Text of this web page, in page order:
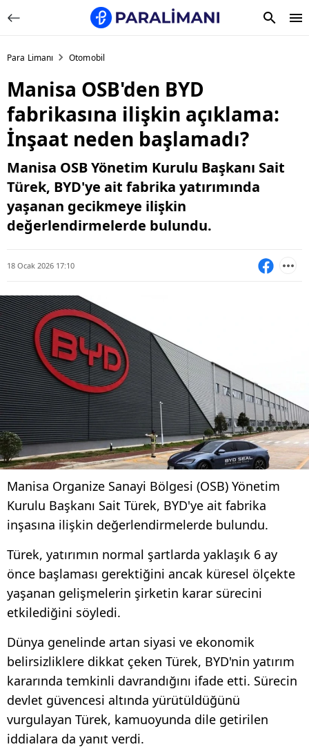
Para Limanı Otomobil
Manisa OSB'den BYD
fabrikasına ilişkin açıklama:
İnşaat neden başlamadı?
Manisa OSB Yönetim Kurulu Başkanı Sait
Türek, BYD'ye ait fabrika yatırımında
yaşanan gecikmeye ilişkin
değerlendirmelerde bulundu.
18 Ocak 2026 17:10
Manisa Organize Sanayi Bölgesi (OSB) Yönetim
Kurulu Başkanı Sait Türek, BYD'ye ait fabrika
inşasına ilişkin değerlendirmelerde bulundu.
Türek, yatırımın normal şartlarda yaklaşık 6 ay
önce başlaması gerektiğini ancak küresel ölçekte
yaşanan gelişmelerin şirketin karar sürecini
etkilediğini söyledi.
Dünya genelinde artan siyasi ve ekonomik
belirsizliklere dikkat çeken Türek, BYD'nin yatırım
kararında temkinli davrandığını ifade etti. Sürecin
devlet güvencesi altında yürütüldüğünü
vurgulayan Türek, kamuoyunda dile getirilen
iddialara da yanıt verdi.